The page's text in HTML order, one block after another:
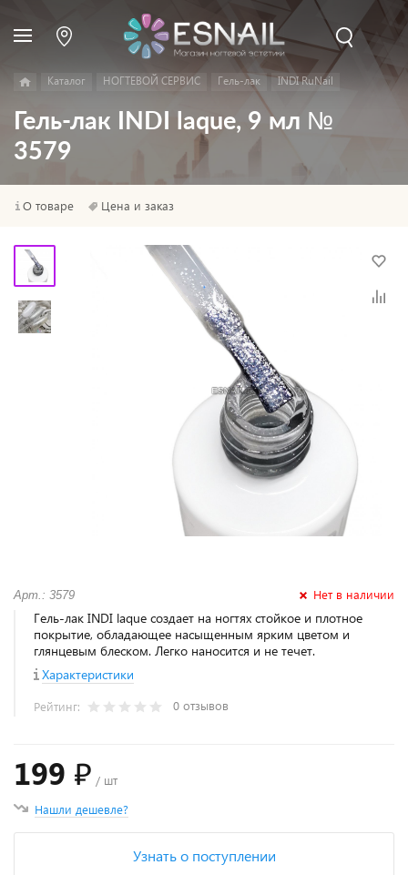
Каталог НОГТЕВОЙ СЕРВИС Гель-лак INDI RuNail
Гель-лак INDI laque, 9 мл №
3579
О товаре Цена и заказ
Арт.: 3579 Нет в наличии
Гель-лак INDI laque создает на ногтях стойкое и плотное
покрытие, обладающее насыщенным ярким цветом и
глянцевым блеском. Легко наносится и не течет.
Характеристики
Рейтинг: 0 отзывов
199 ₽ / шт
Нашли дешевле?
Узнать о поступлении